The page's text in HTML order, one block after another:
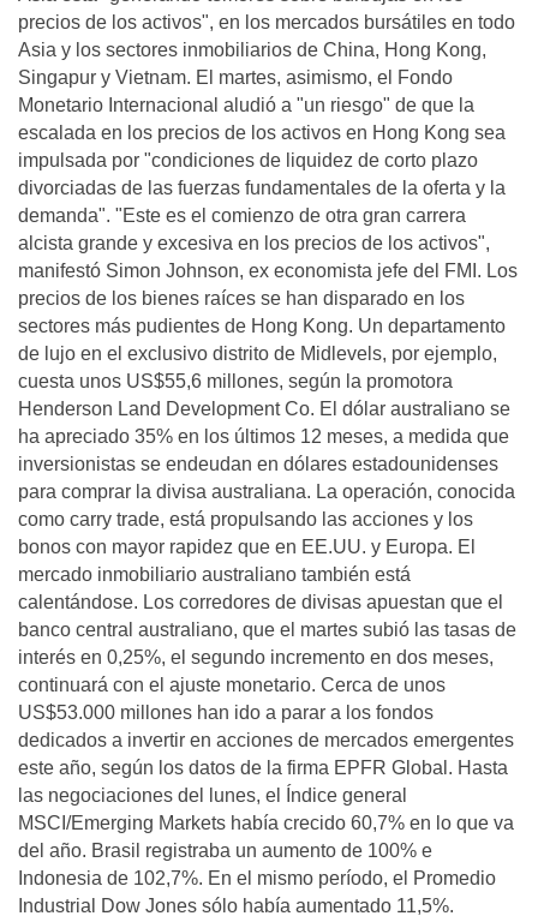
precios de los activos", en los mercados bursátiles en todo
Asia y los sectores inmobiliarios de China, Hong Kong,
Singapur y Vietnam. El martes, asimismo, el Fondo
Monetario Internacional aludió a "un riesgo" de que la
escalada en los precios de los activos en Hong Kong sea
impulsada por "condiciones de liquidez de corto plazo
divorciadas de las fuerzas fundamentales de la oferta y la
demanda". "Este es el comienzo de otra gran carrera
alcista grande y excesiva en los precios de los activos",
manifestó Simon Johnson, ex economista jefe del FMI. Los
precios de los bienes raíces se han disparado en los
sectores más pudientes de Hong Kong. Un departamento
de lujo en el exclusivo distrito de Midlevels, por ejemplo,
cuesta unos US$55,6 millones, según la promotora
Henderson Land Development Co. El dólar australiano se
ha apreciado 35% en los últimos 12 meses, a medida que
inversionistas se endeudan en dólares estadounidenses
para comprar la divisa australiana. La operación, conocida
como carry trade, está propulsando las acciones y los
bonos con mayor rapidez que en EE.UU. y Europa. El
mercado inmobiliario australiano también está
calentándose. Los corredores de divisas apuestan que el
banco central australiano, que el martes subió las tasas de
interés en 0,25%, el segundo incremento en dos meses,
continuará con el ajuste monetario. Cerca de unos
US$53.000 millones han ido a parar a los fondos
dedicados a invertir en acciones de mercados emergentes
este año, según los datos de la firma EPFR Global. Hasta
las negociaciones del lunes, el Índice general
MSCI/Emerging Markets había crecido 60,7% en lo que va
del año. Brasil registraba un aumento de 100% e
Indonesia de 102,7%. En el mismo período, el Promedio
Industrial Dow Jones sólo había aumentado 11,5%.